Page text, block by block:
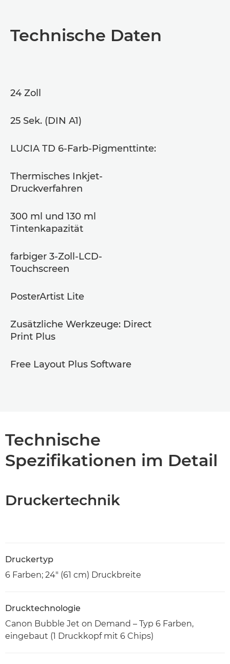
Technische Daten
PDF-Download
Technische Daten
24 Zoll
25 Sek. (DIN A1)
LUCIA TD 6-Farb-Pigmenttinte:
Thermisches Inkjet-
Druckverfahren
300 ml und 130 ml
Tintenkapazität
farbiger 3-Zoll-LCD-
Touchscreen
PosterArtist Lite
Zusätzliche Werkzeuge: Direct
Print Plus
Free Layout Plus Software
Technische
Spezifikationen im Detail
Druckertechnik
Druckertyp
6 Farben; 24" (61 cm) Druckbreite
Drucktechnologie
Canon Bubble Jet on Demand – Typ 6 Farben,
eingebaut (1 Druckkopf mit 6 Chips)